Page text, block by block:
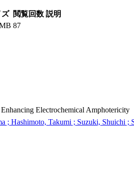
閲覧回数 説明
87
Electrochemical Amphotericity
; Hashimoto, Takumi ; Suzuki, Shuichi ;